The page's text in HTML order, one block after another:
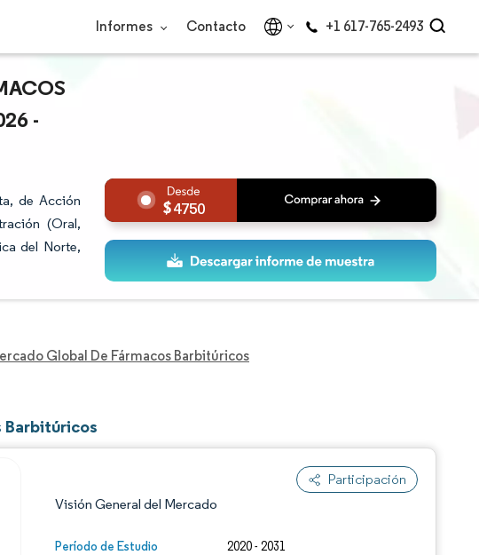
Informes Contacto +1 617-765-2493
-
de Acción
(Oral,
del Norte,
4750
Global De Fármacos Barbitúricos
Barbitúricos
Participación
Visión General del Mercado
Período de Estudio 2020 - 2031